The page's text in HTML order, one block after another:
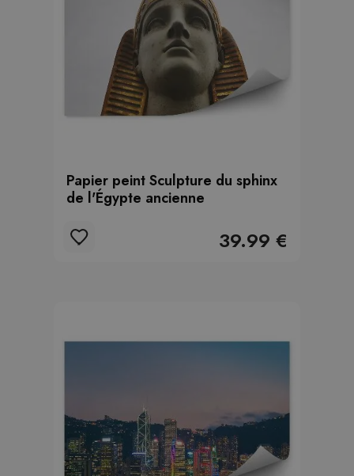
Papier peint Sculpture du sphinx
de l'Égypte ancienne
39.99 €